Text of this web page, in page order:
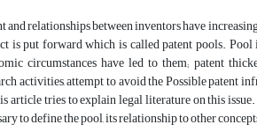
relationships between inventors have
is put forward which is called patent pools.
circumstances have led to them; patent
activities, attempt to avoid the Possible patent
article tries to explain legal literature on this
to define the pool, its relationship to other